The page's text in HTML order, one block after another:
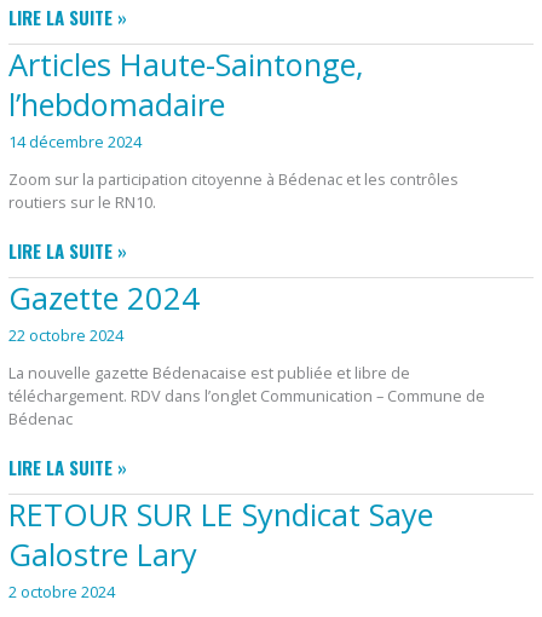
NOUVEAU
/
DISTRIBUTEUR
DE
PIZZA
LIRE LA SUITE »
Articles Haute-Saintonge,
l’hebdomadaire
14 décembre 2024
Zoom sur la participation citoyenne à Bédenac et les contrôles
routiers sur le RN10.
ARTICLES
HAUTE-
SAINTONGE,
L’HEBDOMADAIRE
LIRE LA SUITE »
Gazette 2024
22 octobre 2024
La nouvelle gazette Bédenacaise est publiée et libre de
téléchargement. RDV dans l’onglet Communication – Commune de
Bédenac
GAZETTE
2024
LIRE LA SUITE »
RETOUR SUR LE Syndicat Saye
Galostre Lary
2 octobre 2024